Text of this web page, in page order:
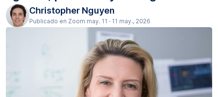
Christopher Nguyen
Publicado en Zoom may. 11 · 11 may., 2026